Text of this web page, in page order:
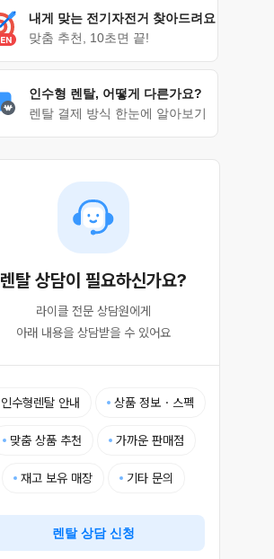
내게 맞는 전기자전거 찾아드려요
맞춤 추천, 10초면 끝!
인수형 렌탈, 어떻게 다른가요?
렌탈 결제 방식 한눈에 알아보기
렌탈 상담이 필요하신가요?
라이클 전문 상담원에게
아래 내용을 상담받을 수 있어요
인수형렌탈 안내 상품 정보・스펙
맞춤 상품 추천 가까운 판매점
재고 보유 매장 기타 문의
렌탈 상담 신청